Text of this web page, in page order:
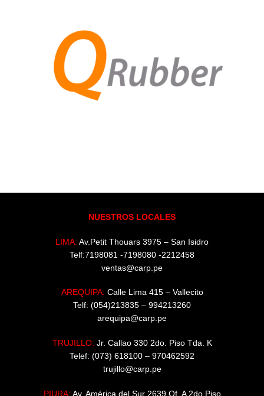
NUESTROS LOCALES
LIMA: Av.Petit Thouars 3975 – San Isidro
Telf:7198081 -7198080 -2212458
ventas@carp.pe
AREQUIPA: Calle Lima 415 – Vallecito
Telf: (054)213835 – 994213260
arequipa@carp.pe
TRUJILLO: Jr. Callao 330 2do. Piso Tda. K
Telef: (073) 618100 – 970462592
trujillo@carp.pe
PIURA: Av. América del Sur 2639 Of. A 2do Piso